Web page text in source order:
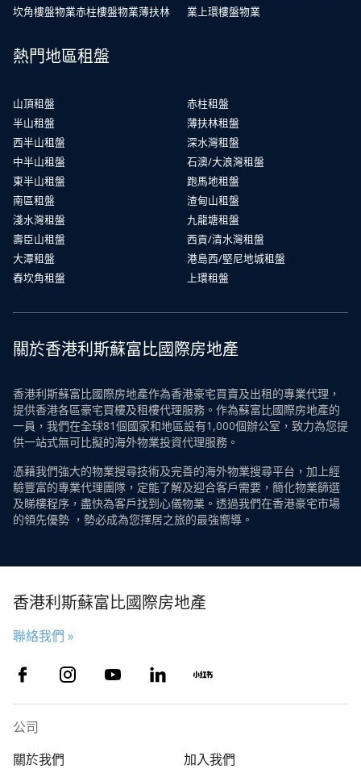
坎角樓盤物業赤柱樓盤物業薄扶林
業 上環樓盤物業
熱門地區租盤
山頂租盤
半山租盤
西半山租盤
中半山租盤
東半山租盤
南區租盤
淺水灣租盤
壽臣山租盤
大潭租盤
舂坎角租盤
赤柱租盤
薄扶林租盤
深水灣租盤
石澳/大浪灣租盤
跑馬地租盤
渣甸山租盤
九龍塘租盤
西貢/清水灣租盤
港島西/堅尼地城租盤
上環租盤
關於香港利斯蘇富比國際房地產
香港利斯蘇富比國際房地產作為香港豪宅買賣及出租的專業代理，
提供香港各區豪宅買樓及租樓代理服務。作為蘇富比國際房地產的
一員，我們在全球81個國家和地區設有1,000個辦公室，致力為您提
供一站式無可比擬的海外物業投資代理服務。
憑藉我們強大的物業搜尋技術及完善的海外物業搜尋平台，加上經
驗豐富的專業代理團隊，定能了解及迎合客戶需要，簡化物業篩選
及睇樓程序，盡快為客戶找到心儀物業。透過我們在香港豪宅市場
的領先優勢 ，勢必成為您擇居之旅的最強嚮導。
香港利斯蘇富比國際房地產
聯絡我們 »
公司
關於我們
加入我們